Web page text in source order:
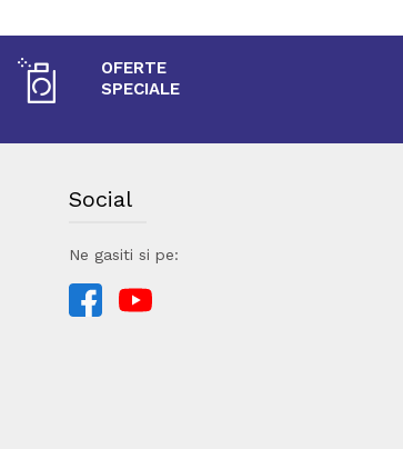
OFERTE
SPECIALE
Social
Ne gasiti si pe: